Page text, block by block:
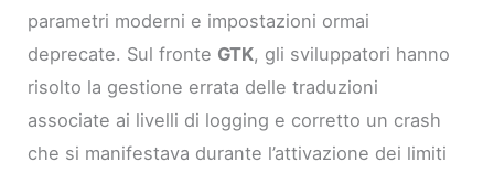
parametri moderni e impostazioni ormai
deprecate. Sul fronte GTK, gli sviluppatori hanno
risolto la gestione errata delle traduzioni
associate ai livelli di logging e corretto un crash
che si manifestava durante l’attivazione dei limiti